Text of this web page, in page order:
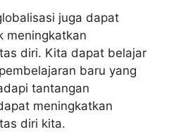
juga dapat
meningkatkan
diri. Kita dapat belajar
baru yang
tantangan
meningkatkan
diri kita.